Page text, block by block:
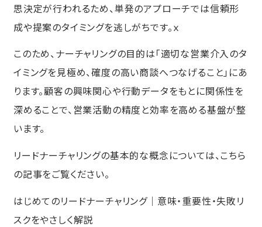
比較検討フェーズ
行動・購入フェーズ
高精度なリード分類とスコアリング設計
でナーチャリング効率を最大化
属性×行動の多層セグメント設計
スコアリングモデルの精緻化と運用方
針
リクスの構築
マーケティングオートメーション（MA）
ツールの選定と活用
見込み顧客育成を加速するMAツール活
用の考え方
思決定が行われるため、単発のアプローチでは信頼形
成や提案のタイミングを逃しがちです。ｘ
このため、ナーチャリングの目的は「適切な営業介入のタ
イミングを見極め、確度の高い商談へつなげること」にあ
ります。顧客の興味関心や行動データをもとに関係性を
深めることで、営業活動の精度と効率を高める基盤が整
います。
リードナーチャリングの基本的な概念については、こちら
の記事をご覧ください。
はじめてのリードナーチャリング｜意味・重要性・失敗リ
スクをやさしく解説